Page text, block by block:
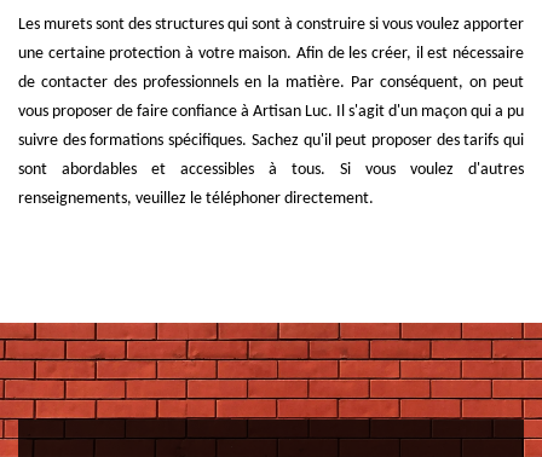
Les murets sont des structures qui sont à construire si vous voulez apporter
une certaine protection à votre maison. Afin de les créer, il est nécessaire
de contacter des professionnels en la matière. Par conséquent, on peut
vous proposer de faire confiance à Artisan Luc. Il s'agit d'un maçon qui a pu
suivre des formations spécifiques. Sachez qu'il peut proposer des tarifs qui
sont abordables et accessibles à tous. Si vous voulez d'autres
renseignements, veuillez le téléphoner directement.